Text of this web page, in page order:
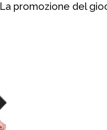
La promozione del